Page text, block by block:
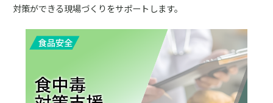
対策ができる現場づくりをサポートします。